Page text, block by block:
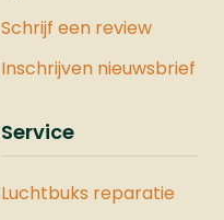
Schrijf een review
Inschrijven nieuwsbrief
Service
Luchtbuks reparatie